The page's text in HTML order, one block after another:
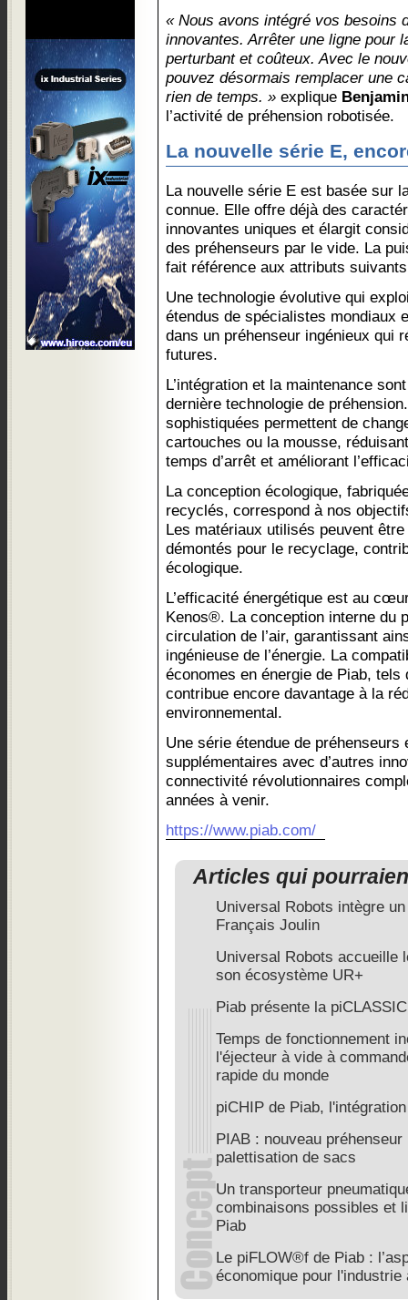
« Nous avons intégré vos besoins
innovantes. Arrêter une ligne pour
perturbant et coûteux. Avec le
pouvez désormais remplacer une
rien de temps. » explique
l’activité de préhension robotisée.
La nouvelle série E,
La nouvelle série E est basée sur
connue. Elle offre déjà des
innovantes uniques et élargit
des préhenseurs par le vide. La
fait référence aux attributs
Une technologie évolutive qui
étendus de spécialistes mondiaux
dans un préhenseur ingénieux qui
futures.
L’intégration et la maintenance
dernière technologie de
sophistiquées permettent de
cartouches ou la mousse,
temps d’arrêt et améliorant
La conception écologique,
recyclés, correspond à nos
Les matériaux utilisés peuvent
démontés pour le recyclage,
écologique.
L’efficacité énergétique est au
Kenos®. La conception interne du
circulation de l’air, garantissant
ingénieuse de l’énergie. La
économes en énergie de Piab, tels
contribue encore davantage à la
environnemental.
Une série étendue de
supplémentaires avec d’autres
connectivité révolutionnaires
années à venir.
https://www.piab.com/
Articles qui
Universal Robots intègre
Français Joulin
Universal Robots accueille
son écosystème UR+
Piab présente la
Temps de fonctionnement
l'éjecteur à vide à
rapide du monde
piCHIP de Piab,
PIAB : nouveau
palettisation de sacs
Un transporteur
combinaisons possibles et
Piab
Le piFLOW®f de Piab :
économique pour l'industrie